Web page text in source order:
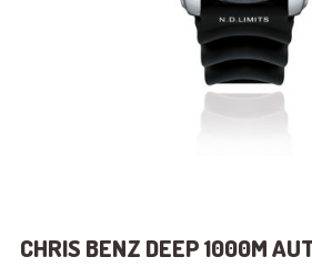
CHRIS BENZ DEEP 1000M